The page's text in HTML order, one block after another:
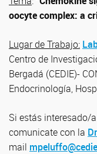
oocyte complex: a
Lugar de Trabajo:
Centro de
Bergadá (CEDIE)-
Endocrinología,
Si estás interesado/
comunicate con la
mail